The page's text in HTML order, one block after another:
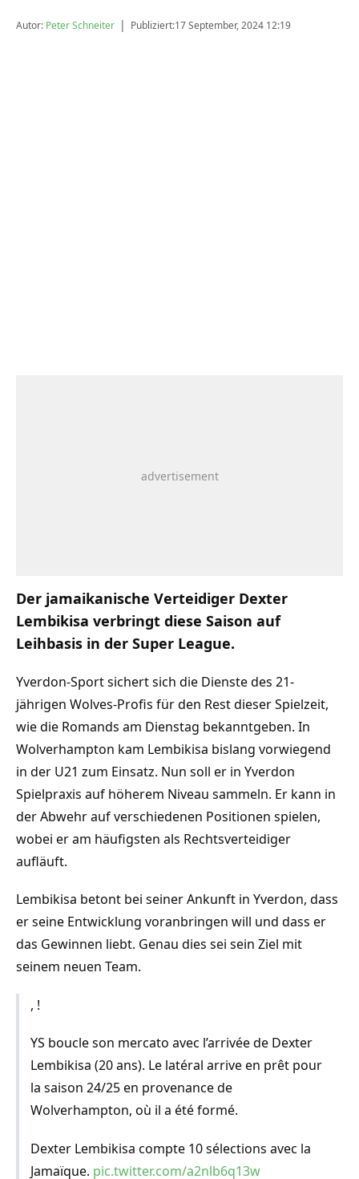
Autor: Peter Schneiter | Publiziert:17 September, 2024 12:19
Der jamaikanische Verteidiger Dexter
Lembikisa verbringt diese Saison auf
Leihbasis in der Super League.
Yverdon-Sport sichert sich die Dienste des 21-
jährigen Wolves-Profis für den Rest dieser Spielzeit,
wie die Romands am Dienstag bekanntgeben. In
Wolverhampton kam Lembikisa bislang vorwiegend
in der U21 zum Einsatz. Nun soll er in Yverdon
Spielpraxis auf höherem Niveau sammeln. Er kann in
der Abwehr auf verschiedenen Positionen spielen,
wobei er am häufigsten als Rechtsverteidiger
aufläuft.
Lembikisa betont bei seiner Ankunft in Yverdon, dass
er seine Entwicklung voranbringen will und dass er
das Gewinnen liebt. Genau dies sei sein Ziel mit
seinem neuen Team.
, !
YS boucle son mercato avec l’arrivée de Dexter
Lembikisa (20 ans). Le latéral arrive en prêt pour
la saison 24/25 en provenance de
Wolverhampton, où il a été formé.
Dexter Lembikisa compte 10 sélections avec la
Jamaïque. pic.twitter.com/a2nlb6q13w